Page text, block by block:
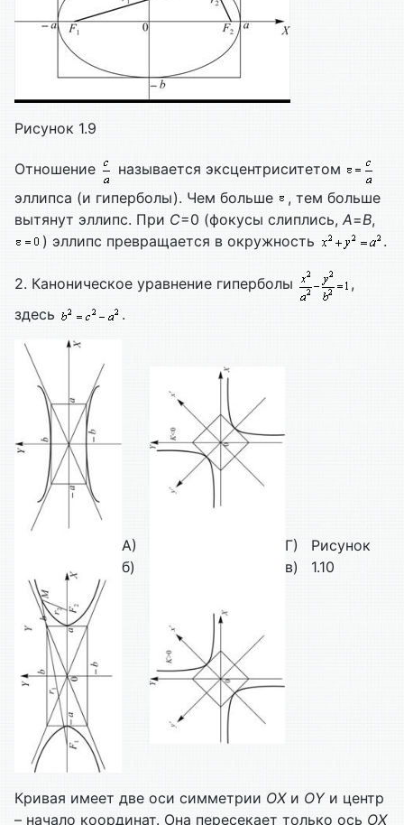
Рисунок 1.9
Отношение
называется эксцентриситетом
эллипса (и гиперболы). Чем больше
, тем больше
вытянут эллипс. При С=0 (фокусы слиплись, А=B,
) эллипс превращается в окружность
.
2. Каноническое уравнение гиперболы
,
здесь
.
А)
б)
Г)
в)
Рисунок
1.10
Кривая имеет две оси симметрии ОХи ОYи центр
– начало координат. Она пересекает только ось ОХ